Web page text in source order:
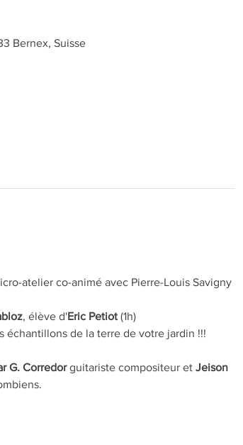
Bernex, Suisse
atelier co-animé avec Pierre-Louis Savigny
, élève d'Eric Petiot (1h)
échantillons de la terre de votre jardin !!!
G. Corredor guitariste compositeur et Jeison